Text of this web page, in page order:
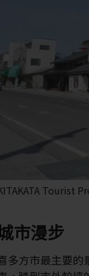
Tourist
市漫步
多方市最主要的